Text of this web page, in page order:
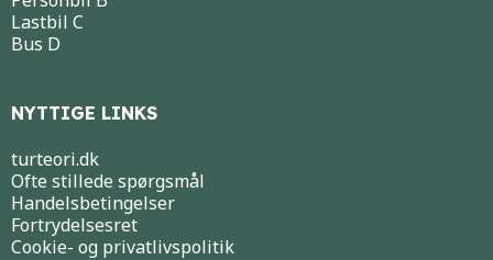
Lastbil C
Bus D
NYTTIGE LINKS
turteori.dk
Ofte stillede spørgsmål
Handelsbetingelser
Fortrydelsesret
Cookie- og privatlivspolitik